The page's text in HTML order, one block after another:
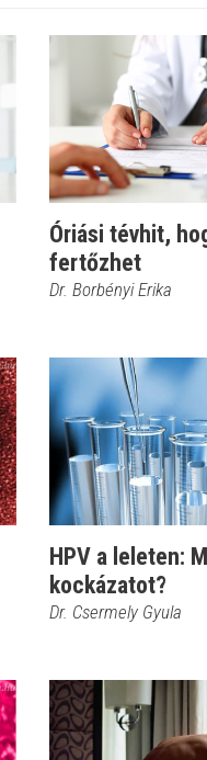
Óriási tévhit,
fertőzhet
Dr. Borbényi Erika
HPV a leleten:
kockázatot?
Dr. Csermely Gyula